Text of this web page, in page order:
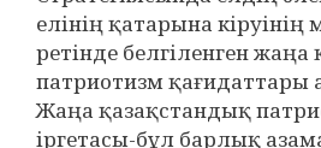
елінің қатарына
ретінде белгіленген
патриотизм қағидаттары
Жаңа қазақстандық
іргетасы-бұл барлық